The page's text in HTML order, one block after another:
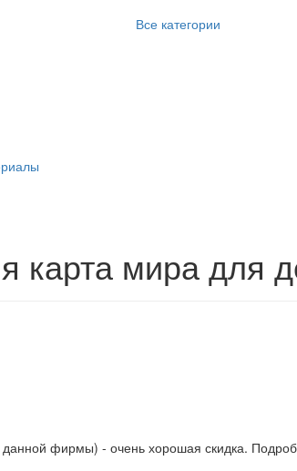
Все категории
карта мира для
данной фирмы) - очень хорошая скидка.